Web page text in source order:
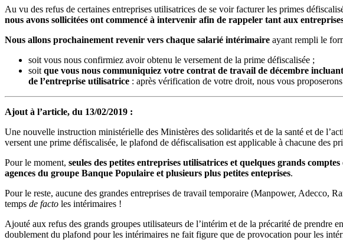
Au vu des refus de certaines entreprises utilisatrices de se voir facturer les primes
nous avons sollicitées ont commencé à intervenir afin de rappeler tant aux
Nous allons prochainement revenir vers chaque salarié intérimaire ayant rempli le
soit vous nous confirmiez avoir obtenu le versement de la prime défiscalisée ;
soit que vous nous communiquiez votre contrat de travail de décembre
de l’entreprise utilisatrice : après vérification de votre droit, nous vous
Ajout à l’article, du 13/02/2019 :
Une nouvelle instruction ministérielle des Ministères des solidarités et de la santé et de
versent une prime défiscalisée, le plafond de défiscalisation est applicable à chacune des
Pour le moment, seules des petites entreprises utilisatrices et quelques grands
agences du groupe Banque Populaire et plusieurs plus petites enteprises.
Pour le reste, aucune des grandes entreprises de travail temporaire (Manpower, Adecco,
temps de facto les intérimaires !
Ajouté aux refus des grands groupes utilisateurs de l’intérim et de la précarité de prendre
doublement du plafond pour les intérimaires ne fait figure que de provocation pour les